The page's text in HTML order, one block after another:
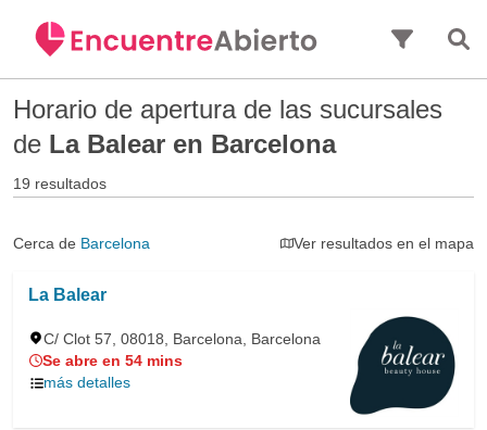
Horario de apertura de las sucursales
de La Balear en Barcelona
19 resultados
Cerca de Barcelona Ver resultados en el mapa
La Balear
C/ Clot 57, 08018, Barcelona, Barcelona
Se abre en 54 mins
más detalles